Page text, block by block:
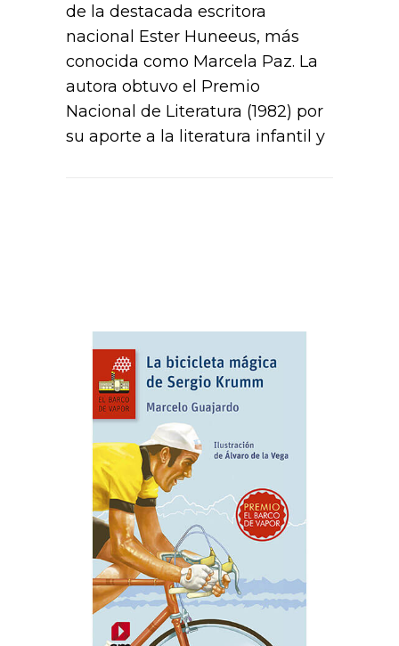
de la destacada escritora
nacional Ester Huneeus, más
conocida como Marcela Paz. La
autora obtuvo el Premio
Nacional de Literatura (1982) por
su aporte a la literatura infantil y